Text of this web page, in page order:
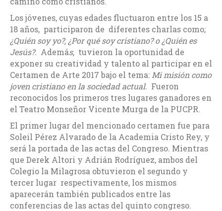
Los jóvenes, cuyas edades fluctuaron entre los 15 a
18 años, participaron de diferentes charlas como;
¿Quién soy yo?, ¿Por qué soy cristiano? o ¿Quién es
Jesús?. Además, tuvieron la oportunidad de
exponer su creatividad y talento al participar en el
Certamen de Arte 2017 bajo el tema: Mi misión como
joven cristiano en la sociedad actual. Fueron
reconocidos los primeros tres lugares ganadores en
el Teatro Monseñor Vicente Murga de la PUCPR.
El primer lugar del mencionado certamen fue para
Soleil Pérez Alvarado de la Academia Cristo Rey, y
será la portada de las actas del Congreso. Mientras
que Derek Altori y Adrián Rodríguez, ambos del
Colegio la Milagrosa obtuvieron el segundo y
tercer lugar respectivamente, los mismos
aparecerán también publicados entre las
conferencias de las actas del quinto congreso.